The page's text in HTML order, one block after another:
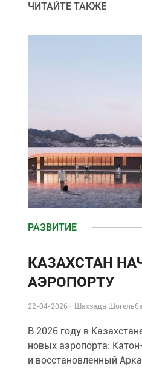
ЧИТАЙТЕ ТАКЖЕ
РАЗВИТИЕ
КАЗАХСТАН
АЭРОПОРТУ
22-04-2026– Шахзада
В 2026 году в
новых аэропорта:
и восстановленный